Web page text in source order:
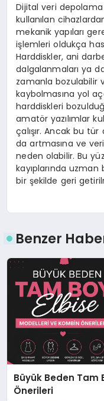
Dijital veri
kullanılan
mekanik yapıları
işlemleri oldukça
Harddiskler, ani
dalgalanmaları ya
zamanla bozulabilir
kaybolmasına yol
harddiskleri
amatör yazılımlar
çalışır. Ancak bu
da artmasına ve
neden olabilir. Bu
kayıplarında uzman
bir şekilde geri
Benzer
Büyük Beden Tam
Önerileri